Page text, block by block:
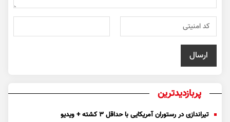
پربازدیدترین
تیراندازی در رستوران آمریکایی با حداقل ۳ کشته + ویدیو